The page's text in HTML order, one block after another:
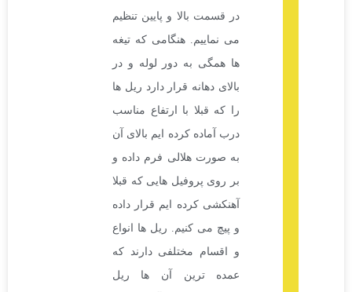
در قسمت بالا و پایین تنظیم
می نماییم. هنگامی که تیغه
ها همگی به دور لوله و در
بالای دهانه قرار دارد ریل ها
را که قبلا با ارتفاع مناسب
درب آماده کرده ایم بالای آن
به صورت هلالی فرم داده و
بر روی پروفیل هایی که قبلا
آهنکشی کرده ایم قرار داده
و پیچ می کنیم. ریل ها انواع
و اقسام مختلفی دارند که
عمده ترین آن ها ریل